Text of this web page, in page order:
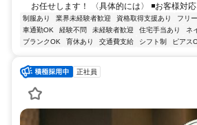
お任せします！ 〈具体的には〉 ◾️お客様対応
制服あり 業界未経験者歓迎 資格取得支援あり フリ
車通勤OK
経験不問 未経験者歓迎 住宅手当あり ネ
ブランクOK
育休あり 交通費支給 シフト制 ピアス
正社員